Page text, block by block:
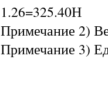
1.26=325.40Н
Примечание 2)
Примечание 3)